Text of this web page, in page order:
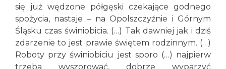
się już wędzone półgęski czekające godnego
spożycia, nastaje – na Opolszczyźnie i Górnym
Śląsku czas świniobicia. (…) Tak dawniej jak i dziś
zdarzenie to jest prawie świętem rodzinnym. (…)
Roboty przy świniobiciu jest sporo (…) najpierw
trzeba wyszorować, dobrze wyparzyć